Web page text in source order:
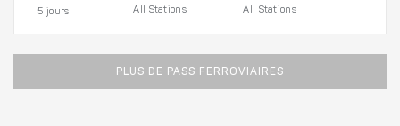
5 jours All Stations All Stations
PLUS DE PASS FERROVIAIRES